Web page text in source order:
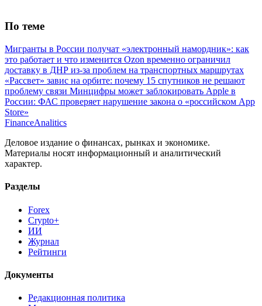
По теме
Мигранты в России получат «электронный намордник»: как
это работает и что изменится Ozon временно ограничил
доставку в ДНР из-за проблем на транспортных маршрутах
«Рассвет» завис на орбите: почему 15 спутников не решают
проблему связи Минцифры может заблокировать Apple в
России: ФАС проверяет нарушение закона о «российском App
Store»
FinanceAnalitics
Деловое издание о финансах, рынках и экономике.
Материалы носят информационный и аналитический
характер.
Разделы
Forex
Crypto+
ИИ
Журнал
Рейтинги
Документы
Редакционная политика